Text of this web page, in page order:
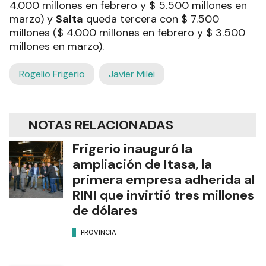
4.000 millones en febrero y $ 5.500 millones en
marzo) y Salta queda tercera con $ 7.500
millones ($ 4.000 millones en febrero y $ 3.500
millones en marzo).
Rogelio Frigerio Javier Milei
NOTAS RELACIONADAS
Frigerio inauguró la
ampliación de Itasa, la
primera empresa adherida al
RINI que invirtió tres millones
de dólares
PROVINCIA